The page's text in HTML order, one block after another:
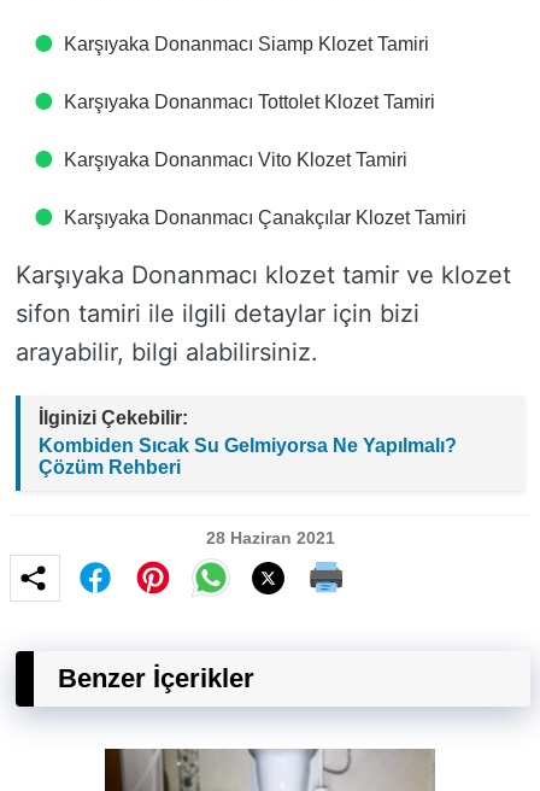
Karşıyaka Donanmacı Siamp Klozet Tamiri
Karşıyaka Donanmacı Tottolet Klozet Tamiri
Karşıyaka Donanmacı Vito Klozet Tamiri
Karşıyaka Donanmacı Çanakçılar Klozet Tamiri
Karşıyaka Donanmacı klozet tamir ve klozet
sifon tamiri ile ilgili detaylar için bizi
arayabilir, bilgi alabilirsiniz.
İlginizi Çekebilir:
Kombiden Sıcak Su Gelmiyorsa Ne Yapılmalı?
Çözüm Rehberi
28 Haziran 2021
Benzer İçerikler